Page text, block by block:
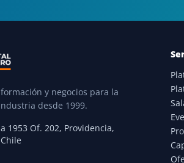
y negocios para la
desde 1999.
1953 Of. 202, Providencia,